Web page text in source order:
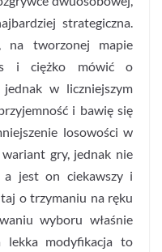
strategiczna.
na tworzonej mapie
i ciężko mówić o
w liczniejszym
i bawię się
losowości w
gry, jednak nie
jest on ciekawszy i
o trzymaniu na ręku
wyboru właśnie
lekka modyfikacja to